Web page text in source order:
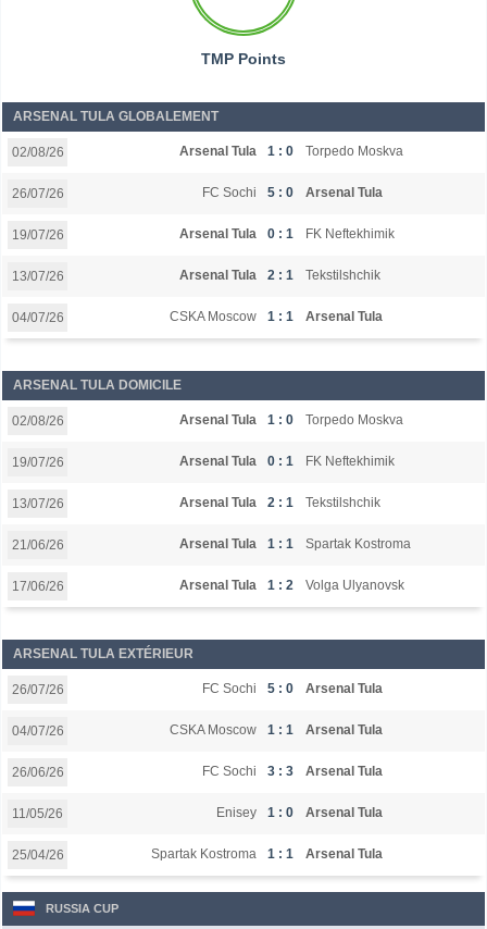
TMP Points
ARSENAL TULA GLOBALEMENT
02/08/26 Arsenal Tula 1 : 0 Torpedo Moskva
26/07/26 FC Sochi 5 : 0 Arsenal Tula
19/07/26 Arsenal Tula 0 : 1 FK Neftekhimik
13/07/26 Arsenal Tula 2 : 1 Tekstilshchik
04/07/26 CSKA Moscow 1 : 1 Arsenal Tula
ARSENAL TULA DOMICILE
02/08/26 Arsenal Tula 1 : 0 Torpedo Moskva
19/07/26 Arsenal Tula 0 : 1 FK Neftekhimik
13/07/26 Arsenal Tula 2 : 1 Tekstilshchik
21/06/26 Arsenal Tula 1 : 1 Spartak Kostroma
17/06/26 Arsenal Tula 1 : 2 Volga Ulyanovsk
ARSENAL TULA EXTÉRIEUR
26/07/26 FC Sochi 5 : 0 Arsenal Tula
04/07/26 CSKA Moscow 1 : 1 Arsenal Tula
26/06/26 FC Sochi 3 : 3 Arsenal Tula
11/05/26 Enisey 1 : 0 Arsenal Tula
25/04/26 Spartak Kostroma 1 : 1 Arsenal Tula
RUSSIA CUP